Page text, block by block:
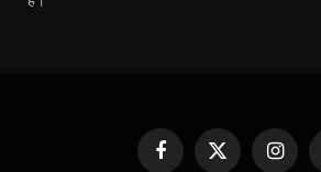
Facebook
X